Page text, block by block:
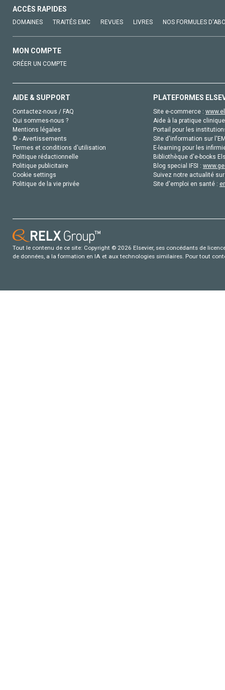
ACCÈS RAPIDES
DOMAINES TRAITÉS EMC REVUES LIVRES NOS FORMULES
MON COMPTE
CRÉER UN COMPTE
AIDE & SUPPORT
Contactez-nous / FAQ
Qui sommes-nous ?
Mentions légales
© - Avertissements
Termes et conditions d'utilisation
Politique rédactionnelle
Politique publicitaire
Cookie settings
Politique de la vie privée
PLATEFORMES
Site e-commerce :
Aide à la pratique
Portail pour les
Site d'information sur
E-learning pour les
Bibliothèque d'e-books
Blog special IFSI :
Suivez notre actualité
Site d'emploi en santé :
Tout le contenu de ce site: Copyright © 2026 Elsevier, ses concédants de
de données, a la formation en IA et aux technologies similaires. Pour tout